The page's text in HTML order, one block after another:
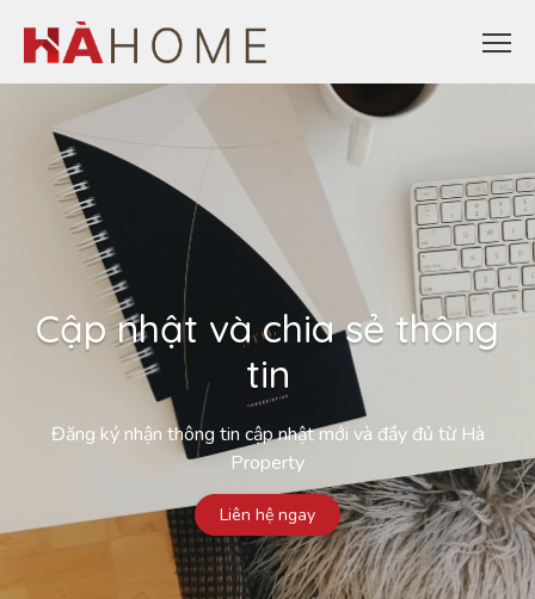
Cập nhật và chia sẻ thông
tin
Đăng ký nhận thông tin cập nhật mới và đầy đủ từ Hà
Property
Liên hệ ngay